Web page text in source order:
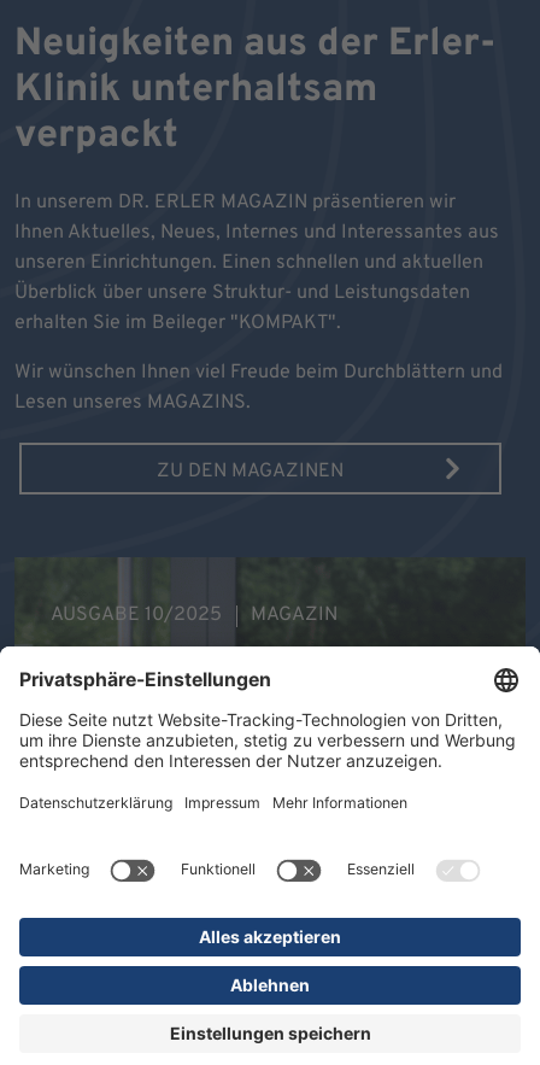
Neuigkeiten aus der Erler-
Klinik unterhaltsam
verpackt
In unserem DR. ERLER MAGAZIN präsentieren wir
Ihnen Aktuelles, Neues, Internes und Interessantes aus
unseren Einrichtungen. Einen schnellen und aktuellen
Überblick über unsere Struktur- und Leistungsdaten
erhalten Sie im Beileger "KOMPAKT".
Wir wünschen Ihnen viel Freude beim Durchblättern und
Lesen unseres MAGAZINS.
ZU DEN MAGAZINEN
AUSGABE 10/2025 MAGAZIN